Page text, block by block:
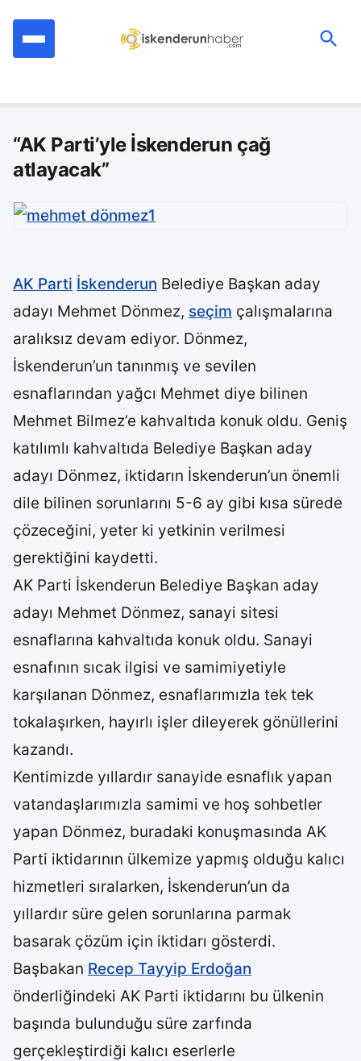
“AK Parti’yle İskenderun çağ
atlayacak”
AK Parti İskenderun Belediye Başkan aday
adayı Mehmet Dönmez, seçim çalışmalarına
aralıksız devam ediyor. Dönmez,
İskenderun’un tanınmış ve sevilen
esnaflarından yağcı Mehmet diye bilinen
Mehmet Bilmez’e kahvaltıda konuk oldu. Geniş
katılımlı kahvaltıda Belediye Başkan aday
adayı Dönmez, iktidarın İskenderun’un önemli
dile bilinen sorunlarını 5-6 ay gibi kısa sürede
çözeceğini, yeter ki yetkinin verilmesi
gerektiğini kaydetti.
AK Parti İskenderun Belediye Başkan aday
adayı Mehmet Dönmez, sanayi sitesi
esnaflarına kahvaltıda konuk oldu. Sanayi
esnafının sıcak ilgisi ve samimiyetiyle
karşılanan Dönmez, esnaflarımızla tek tek
tokalaşırken, hayırlı işler dileyerek gönüllerini
kazandı.
Kentimizde yıllardır sanayide esnaflık yapan
vatandaşlarımızla samimi ve hoş sohbetler
yapan Dönmez, buradaki konuşmasında AK
Parti iktidarının ülkemize yapmış olduğu kalıcı
hizmetleri sıralarken, İskenderun’un da
yıllardır süre gelen sorunlarına parmak
basarak çözüm için iktidarı gösterdi.
Başbakan Recep Tayyip Erdoğan
önderliğindeki AK Parti iktidarını bu ülkenin
başında bulunduğu süre zarfında
gerçekleştirdiği kalıcı eserlerle